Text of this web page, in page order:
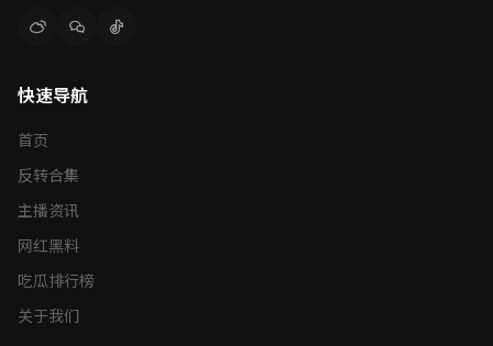
快速导航
首页
反转合集
主播资讯
网红黑料
吃瓜排行榜
关于我们